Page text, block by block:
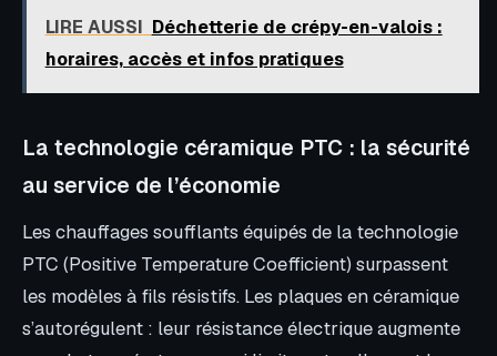
LIRE AUSSI Déchetterie de crépy-en-valois :
horaires, accès et infos pratiques
La technologie céramique PTC : la sécurité
au service de l’économie
Les chauffages soufflants équipés de la technologie
PTC (Positive Temperature Coefficient) surpassent
les modèles à fils résistifs. Les plaques en céramique
s’autorégulent : leur résistance électrique augmente